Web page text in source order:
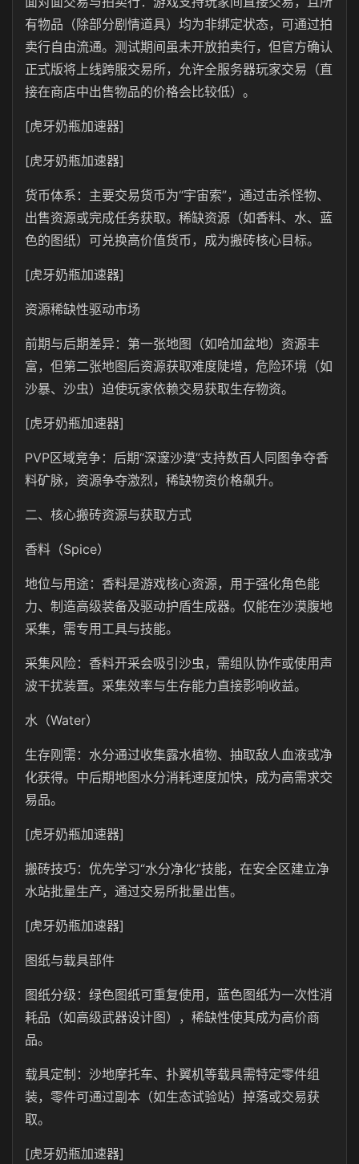
有物品（除部分剧情道具）均为非绑定状态，可通过拍
卖行自由流通。测试期间虽未开放拍卖行，但官方确认
正式版将上线跨服交易所，允许全服务器玩家交易（直
接在商店中出售物品的价格会比较低）。
[虎牙奶瓶加速器]
[虎牙奶瓶加速器]
货币体系：主要交易货币为“宇宙索”，通过击杀怪物、
出售资源或完成任务获取。稀缺资源（如香料、水、蓝
色的图纸）可兑换高价值货币，成为搬砖核心目标。
[虎牙奶瓶加速器]
资源稀缺性驱动市场
前期与后期差异：第一张地图（如哈加盆地）资源丰
富，但第二张地图后资源获取难度陡增，危险环境（如
沙暴、沙虫）迫使玩家依赖交易获取生存物资。
[虎牙奶瓶加速器]
PVP区域竞争：后期“深邃沙漠”支持数百人同图争夺香
料矿脉，资源争夺激烈，稀缺物资价格飙升。
二、核心搬砖资源与获取方式
香料（Spice）
地位与用途：香料是游戏核心资源，用于强化角色能
力、制造高级装备及驱动护盾生成器。仅能在沙漠腹地
采集，需专用工具与技能。
采集风险：香料开采会吸引沙虫，需组队协作或使用声
波干扰装置。采集效率与生存能力直接影响收益。
水（Water）
生存刚需：水分通过收集露水植物、抽取敌人血液或净
化获得。中后期地图水分消耗速度加快，成为高需求交
易品。
[虎牙奶瓶加速器]
搬砖技巧：优先学习“水分净化”技能，在安全区建立净
水站批量生产，通过交易所批量出售。
[虎牙奶瓶加速器]
图纸与载具部件
图纸分级：绿色图纸可重复使用，蓝色图纸为一次性消
耗品（如高级武器设计图），稀缺性使其成为高价商
品。
载具定制：沙地摩托车、扑翼机等载具需特定零件组
装，零件可通过副本（如生态试验站）掉落或交易获
取。
[虎牙奶瓶加速器]